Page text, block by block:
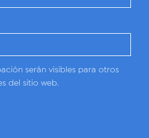
serán visibles para otros
del sitio web.